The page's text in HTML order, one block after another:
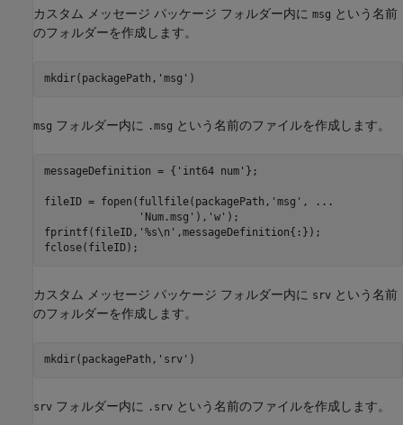
カスタム メッセージ パッケージ フォルダー内に msg という名前
のフォルダーを作成します。
mkdir(packagePath, 'msg' )
msg フォルダー内に .msg という名前のファイルを作成します。
messageDefinition = { 'int64 num' };
fileID = fopen(fullfile(packagePath, 'msg' ,
...
'Num.msg' ), 'w' );
fprintf(fileID, '%s\n' ,messageDefinition{:});
fclose(fileID);
カスタム メッセージ パッケージ フォルダー内に srv という名前
のフォルダーを作成します。
mkdir(packagePath, 'srv' )
srv フォルダー内に .srv という名前のファイルを作成します。